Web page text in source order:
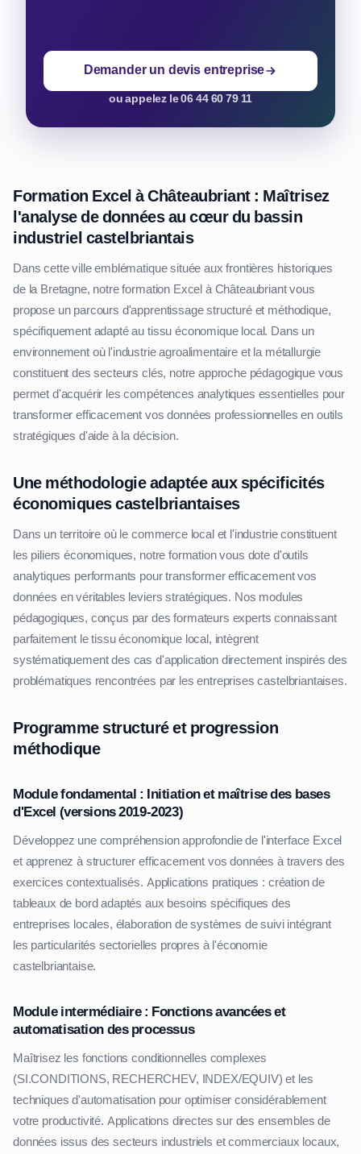
Demander un devis entreprise
ou appelez le 06 44 60 79 11
Formation Excel à Châteaubriant : Maîtrisez
l'analyse de données au cœur du bassin
industriel castelbriantais
Dans cette ville emblématique située aux frontières historiques
de la Bretagne, notre formation Excel à Châteaubriant vous
propose un parcours d'apprentissage structuré et méthodique,
spécifiquement adapté au tissu économique local. Dans un
environnement où l'industrie agroalimentaire et la métallurgie
constituent des secteurs clés, notre approche pédagogique vous
permet d'acquérir les compétences analytiques essentielles pour
transformer efficacement vos données professionnelles en outils
stratégiques d'aide à la décision.
Une méthodologie adaptée aux spécificités
économiques castelbriantaises
Dans un territoire où le commerce local et l'industrie constituent
les piliers économiques, notre formation vous dote d'outils
analytiques performants pour transformer efficacement vos
données en véritables leviers stratégiques. Nos modules
pédagogiques, conçus par des formateurs experts connaissant
parfaitement le tissu économique local, intègrent
systématiquement des cas d'application directement inspirés des
problématiques rencontrées par les entreprises castelbriantaises.
Programme structuré et progression
méthodique
Module fondamental : Initiation et maîtrise des bases
d'Excel (versions 2019-2023)
Développez une compréhension approfondie de l'interface Excel
et apprenez à structurer efficacement vos données à travers des
exercices contextualisés. Applications pratiques : création de
tableaux de bord adaptés aux besoins spécifiques des
entreprises locales, élaboration de systèmes de suivi intégrant
les particularités sectorielles propres à l'économie
castelbriantaise.
Module intermédiaire : Fonctions avancées et
automatisation des processus
Maîtrisez les fonctions conditionnelles complexes
(SI.CONDITIONS, RECHERCHEV, INDEX/EQUIV) et les
techniques d'automatisation pour optimiser considérablement
votre productivité. Applications directes sur des ensembles de
données issus des secteurs industriels et commerciaux locaux,